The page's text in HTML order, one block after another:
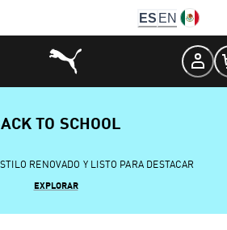
ES EN
TO SCHOOL
RENOVADO Y LISTO PARA DESTACAR
EXPLORAR